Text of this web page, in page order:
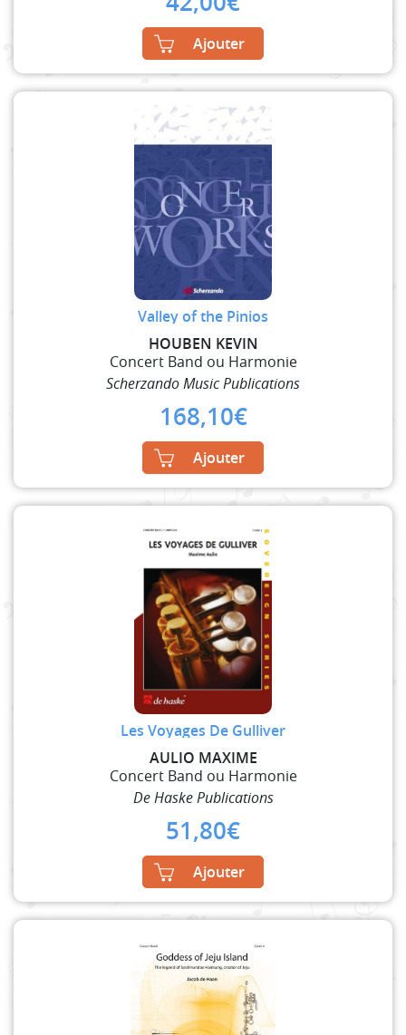
Ajouter
Valley of the Pinios
HOUBEN KEVIN
Concert Band ou Harmonie
Scherzando Music Publications
168,10€
Ajouter
Les Voyages De Gulliver
AULIO MAXIME
Concert Band ou Harmonie
De Haske Publications
51,80€
Ajouter